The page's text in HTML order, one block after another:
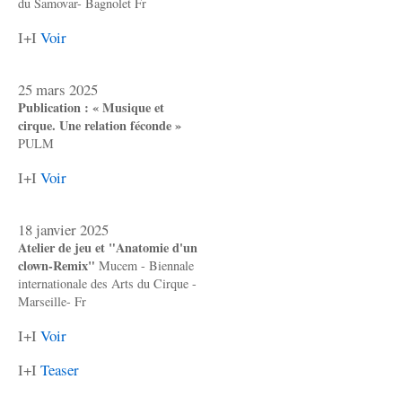
I+I Voir
25 mars 2025
Publication : « Musique et
cirque. Une relation féconde »
PULM
I+I Voir
18 janvier 2025
Atelier de jeu et "Anatomie d'un
clown-Remix" Mucem - Biennale
internationale des Arts du Cirque -
Marseille- Fr
I+I Voir
I+I Teaser